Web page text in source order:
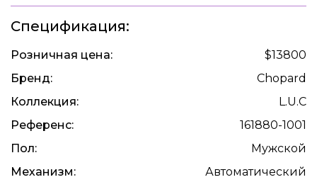
Спецификация:
Розничная цена:
$13800
Бренд:
Chopard
Коллекция:
L.U.C
Референс:
161880-1001
Пол:
Мужской
Механизм:
Автоматический